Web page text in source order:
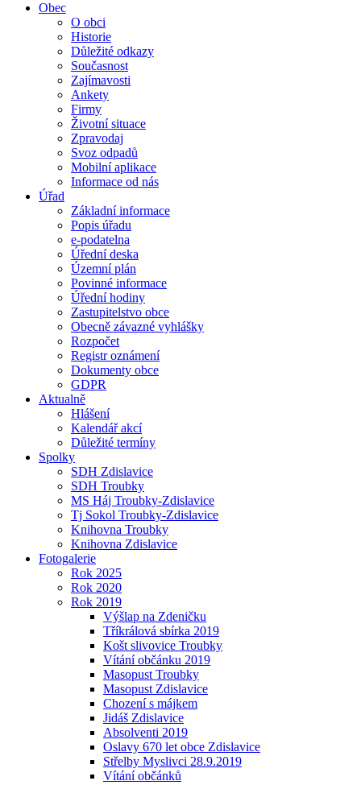
Obec
O obci
Historie
Důležité odkazy
Současnost
Zajímavosti
Ankety
Firmy
Životní situace
Zpravodaj
Svoz odpadů
Mobilní aplikace
Informace od nás
Úřad
Základní informace
Popis úřadu
e-podatelna
Úřední deska
Územní plán
Povinné informace
Úřední hodiny
Zastupitelstvo obce
Obecně závazné vyhlášky
Rozpočet
Registr oznámení
Dokumenty obce
GDPR
Aktualně
Hlášení
Kalendář akcí
Důležité termíny
Spolky
SDH Zdislavice
SDH Troubky
MS Háj Troubky-Zdislavice
Tj Sokol Troubky-Zdislavice
Knihovna Troubky
Knihovna Zdislavice
Fotogalerie
Rok 2025
Rok 2020
Rok 2019
Výšlap na Zdeničku
Tříkrálová sbírka 2019
Košt slivovice Troubky
Vítání občánku 2019
Masopust Troubky
Masopust Zdislavice
Chození s májkem
Jidáš Zdislavice
Absolventi 2019
Oslavy 670 let obce Zdislavice
Střelby Myslivci 28.9.2019
Vítání občánků